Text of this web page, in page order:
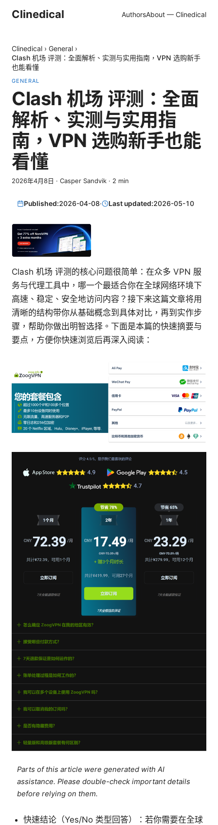
Clinedical AuthorsAbout — Clinedical
Clinedical › General ›
Clash 机场 评测：全面解析、实测与实用指南，VPN 选购新手
也能看懂
GENERAL
Clash 机场 评测：全面
解析、实测与实用指
南，VPN 选购新手也能
看懂
2026年4月8日 · Casper Sandvik · 2 min
Published:2026-04-08· Last updated:2026-05-10
Clash 机场 评测的核心问题很简单：在众多 VPN 服
务与代理工具中，哪一个最适合你在全球网络环境下
高速、稳定、安全地访问内容？接下来这篇文章将用
清晰的结构带你从基础概念到具体对比，再到实作步
骤，帮助你做出明智选择。下面是本篇的快速摘要与
要点，方便你快速浏览后再深入阅读：
Parts of this article were generated with AI
assistance. Please double-check important details
before relying on them.
快速结论（Yes/No 类型回答）：若你需要在全球